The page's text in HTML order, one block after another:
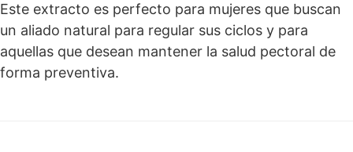
Este extracto es perfecto para mujeres que buscan
un aliado natural para regular sus ciclos y para
aquellas que desean mantener la salud pectoral de
forma preventiva.